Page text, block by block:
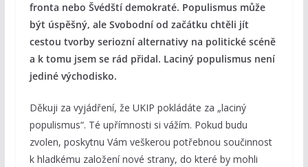
fronta nebo Švédští demokraté. Populismus může
být úspěšný, ale Svobodní od začátku chtěli jít
cestou tvorby seriozní alternativy na politické scéně
a k tomu jsem se rád přidal. Laciný populismus není
jediné východisko.
Děkuji za vyjádření, že UKIP pokládáte za „laciný
populismus“. Té upřímnosti si vážím. Pokud budu
zvolen, poskytnu Vám veškerou potřebnou součinnost
k hladkému založení nové strany, do které by mohli